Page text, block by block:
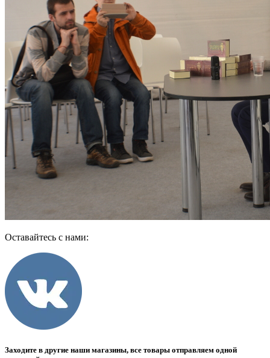
Оставайтесь с нами:
Заходите в другие наши магазины, все товары отправляем одной